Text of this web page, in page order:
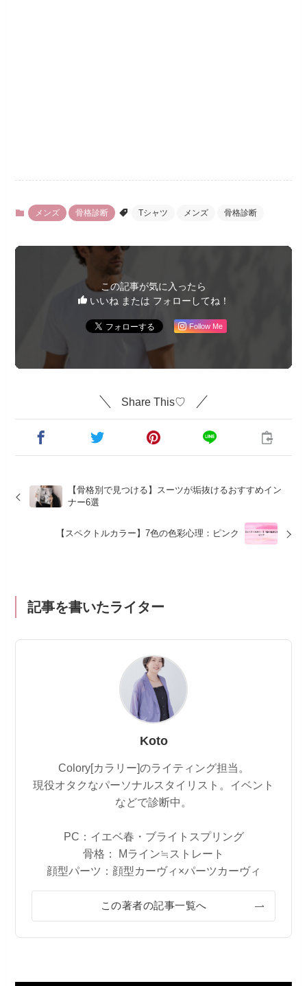
メンズ 骨格診断 Tシャツ メンズ 骨格診断
この記事が気に入ったら
いいね または フォローしてね！
Follow Me
Share This♡
【骨格別で見つける】スーツが垢抜けるおすすめイン
ナー6選
【スペクトルカラー】7色の色彩心理：ピンク
記事を書いたライター
Koto
Colory[カラリー]のライティング担当。
現役オタクなパーソナルスタイリスト。イベント
などで診断中。
PC：イエベ春・ブライトスプリング
骨格： Mライン≒ストレート
顔型パーツ：顔型カーヴィ×パーツカーヴィ
この著者の記事一覧へ